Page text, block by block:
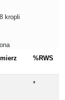
kropli
%RWS
*